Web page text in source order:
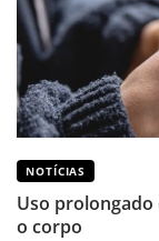
NOTÍCIAS
Uso
o corpo